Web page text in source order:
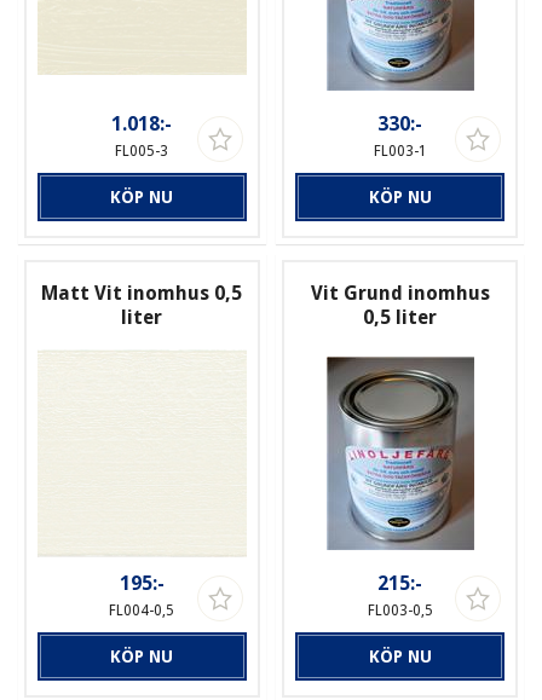
1.018:-
FL005-3
KÖP NU
330:-
FL003-1
KÖP NU
Matt Vit inomhus 0,5
liter
195:-
FL004-0,5
KÖP NU
Vit Grund inomhus
0,5 liter
215:-
FL003-0,5
KÖP NU